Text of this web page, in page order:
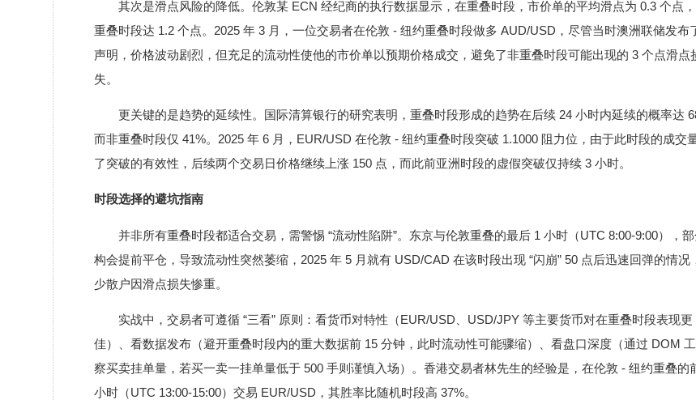
其次是滑点风险的降低。伦敦某 ECN 经纪商的执行数据显示，在重叠时段，市价单的平均滑点为 0.3 个点
重叠时段达 1.2 个点。2025 年 3 月，一位交易者在伦敦 - 纽约重叠时段做多 AUD/USD，尽管当时澳洲联储发布
声明，价格波动剧烈，但充足的流动性使他的市价单以预期价格成交，避免了非重叠时段可能出现的 3 个点滑点
失。
更关键的是趋势的延续性。国际清算银行的研究表明，重叠时段形成的趋势在后续 24 小时内延续的概率达
而非重叠时段仅 41%。2025 年 6 月，EUR/USD 在伦敦 - 纽约重叠时段突破 1.1000 阻力位，由于此时段的成交
了突破的有效性，后续两个交易日价格继续上涨 150 点，而此前亚洲时段的虚假突破仅持续 3 小时。
时段选择的避坑指南
并非所有重叠时段都适合交易，需警惕 “流动性陷阱”。东京与伦敦重叠的最后 1 小时（UTC 8:00-9:00），
构会提前平仓，导致流动性突然萎缩，2025 年 5 月就有 USD/CAD 在该时段出现 “闪崩” 50 点后迅速回弹的情况
少散户因滑点损失惨重。
实战中，交易者可遵循 “三看” 原则：看货币对特性（EUR/USD、USD/JPY 等主要货币对在重叠时段表现更
佳）、看数据发布（避开重叠时段内的重大数据前 15 分钟，此时流动性可能骤缩）、看盘口深度（通过 DOM
察买卖挂单量，若买一卖一挂单量低于 500 手则谨慎入场）。香港交易者林先生的经验是，在伦敦 - 纽约重叠的
小时（UTC 13:00-15:00）交易 EUR/USD，其胜率比随机时段高 37%。